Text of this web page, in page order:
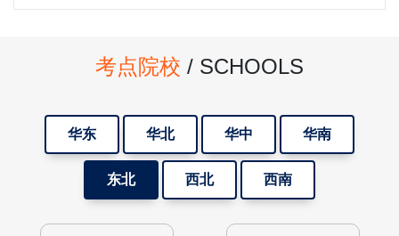
考点院校 / SCHOOLS
华东 华北 华中 华南
东北 西北 西南